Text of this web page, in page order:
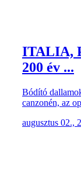
ITALIA,
200 év ...
Bódító
canzonén, az
augusztus 02.,